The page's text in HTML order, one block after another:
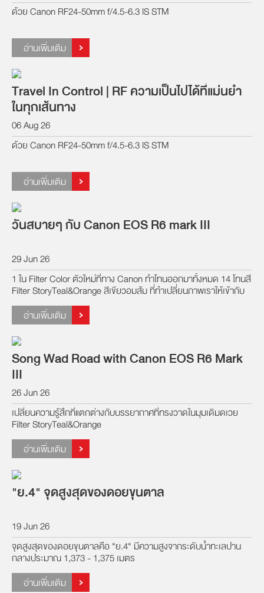
ด้วย Canon RF24-50mm f/4.5-6.3 IS STM
อ่านเพิ่มเติม
Travel In Control | RF ความเป็นไปได้ที่แม่นยำ
ในทุกเส้นทาง
06 Aug 26
ด้วย Canon RF24-50mm f/4.5-6.3 IS STM
อ่านเพิ่มเติม
วันสบายๆ กับ Canon EOS R6 mark III
29 Jun 26
1 ใน Filter Color ตัวใหม่ที่ทาง Canon ทำโทนออกมาทั้งหมด 14 โทนสี
Filter StoryTeal&Orange สีเขียวอมส้ม ที่ทำเปลี่ยนภาพเราให้เข้ากับ
บรรยากาศของธรรมชาติ
อ่านเพิ่มเติม
Song Wad Road with Canon EOS R6 Mark
III
26 Jun 26
เปลี่ยนความรู้สึกที่แตกต่างกับบรรยากาศที่ทรงวาดในมุมเดิมดเวย
Filter StoryTeal&Orange
อ่านเพิ่มเติม
"ย.4" จุดสูงสุดของดอยขุนตาล
19 Jun 26
จุดสูงสุดของดอยขุนตาลคือ "ย.4" มีความสูงจากระดับน้ำทะเลปาน
กลางประมาณ 1,373 - 1,375 เมตร
อ่านเพิ่มเติม